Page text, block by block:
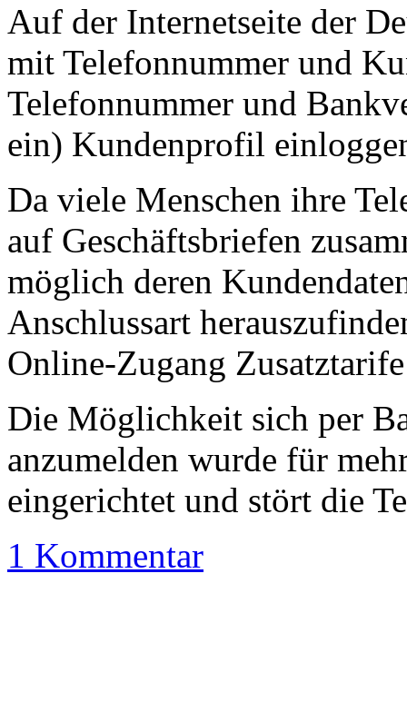
Auf der Internetseite der
mit Telefonnummer und
Telefonnummer und
ein) Kundenprofil
Da viele Menschen ihre
auf Geschäftsbriefen
möglich deren
Anschlussart
Online-Zugang
Die Möglichkeit sich per
anzumelden wurde für
eingerichtet und stört die
1 Kommentar